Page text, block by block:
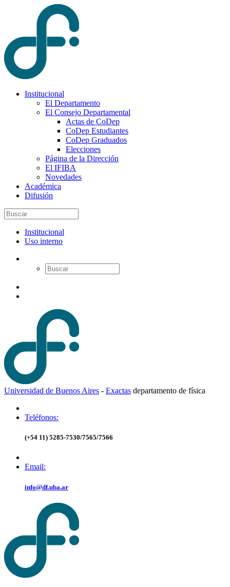
Institucional
El Departamento
El Consejo Departamental
Actas de CoDep
CoDep Estudiantes
CoDep Graduados
Elecciones
Página de la Dirección
El IFIBA
Novedades
Académica
Difusión
Institucional
Uso interno
Universidad de Buenos Aires - Exactas departamento de física
Teléfonos:
(+54 11) 5285-7530/7565/7566
Email:
info@df.uba.ar